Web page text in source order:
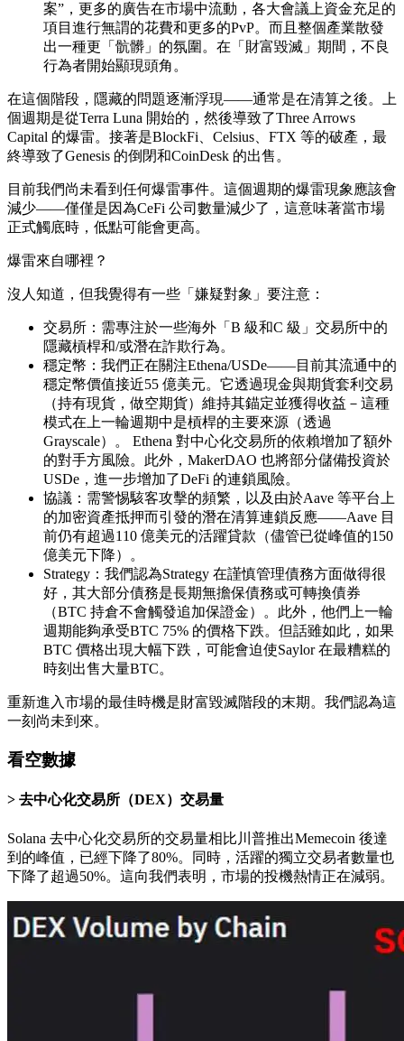
案”，更多的廣告在市場中流動，各大會議上資金充足的
項目進行無謂的花費和更多的PvP。而且整個產業散發
出一種更「骯髒」的氛圍。在「財富毀滅」期間，不良
行為者開始顯現頭角。
在這個階段，隱藏的問題逐漸浮現——通常是在清算之後。上
個週期是從Terra Luna 開始的，然後導致了Three Arrows
Capital 的爆雷。接著是BlockFi、Celsius、FTX 等的破產，最
終導致了Genesis 的倒閉和CoinDesk 的出售。
目前我們尚未看到任何爆雷事件。這個週期的爆雷現象應該會
減少——僅僅是因為CeFi 公司數量減少了，這意味著當市場
正式觸底時，低點可能會更高。
爆雷來自哪裡？
沒人知道，但我覺得有一些「嫌疑對象」要注意：
交易所：需專注於一些海外「B 級和C 級」交易所中的
隱藏槓桿和/或潛在詐欺行為。
穩定幣：我們正在關注Ethena/USDe——目前其流通中的
穩定幣價值接近55 億美元。它透過現金與期貨套利交易
（持有現貨，做空期貨）維持其錨定並獲得收益－這種
模式在上一輪週期中是槓桿的主要來源（透過
Grayscale）。 Ethena 對中心化交易所的依賴增加了額外
的對手方風險。此外，MakerDAO 也將部分儲備投資於
USDe，進一步增加了DeFi 的連鎖風險。
協議：需警惕駭客攻擊的頻繁，以及由於Aave 等平台上
的加密資產抵押而引發的潛在清算連鎖反應——Aave 目
前仍有超過110 億美元的活躍貸款（儘管已從峰值的150
億美元下降）。
Strategy：我們認為Strategy 在謹慎管理債務方面做得很
好，其大部分債務是長期無擔保債務或可轉換債券
（BTC 持倉不會觸發追加保證金）。此外，他們上一輪
週期能夠承受BTC 75% 的價格下跌。但話雖如此，如果
BTC 價格出現大幅下跌，可能會迫使Saylor 在最糟糕的
時刻出售大量BTC。
重新進入市場的最佳時機是財富毀滅階段的末期。我們認為這
一刻尚未到來。
看空數據
去中心化交易所（DEX）交易量
Solana 去中心化交易所的交易量相比川普推出Memecoin 後達
到的峰值，已經下降了80%。同時，活躍的獨立交易者數量也
下降了超過50%。這向我們表明，市場的投機熱情正在減弱。